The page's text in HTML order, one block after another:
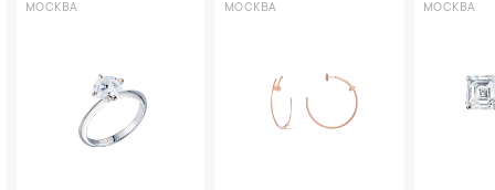
МОСКВА МОСКВА МОСКВА